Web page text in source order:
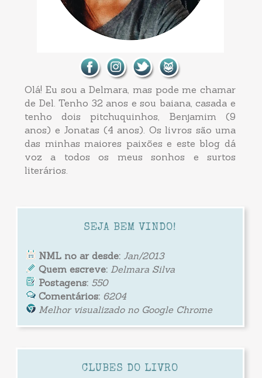
Olá! Eu sou a Delmara, mas pode me chamar
de Del. Tenho 32 anos e sou baiana, casada e
tenho dois pitchuquinhos, Benjamim (9
anos) e Jonatas (4 anos). Os livros são uma
das minhas maiores paixões e este blog dá
voz a todos os meus sonhos e surtos
literários.
SEJA BEM VINDO!
NML no ar desde: Jan/2013
Quem escreve: Delmara Silva
Postagens: 550
Comentários: 6204
Melhor visualizado no Google Chrome
CLUBES DO LIVRO